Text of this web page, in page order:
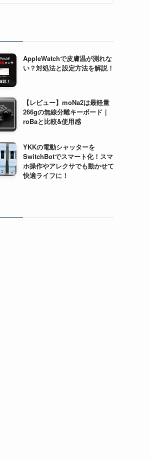
AppleWatchで皮膚温が測れな
い？対処法と設定方法を解説！
【レビュー】moNa2は最軽量
266gの無線分離キーボード｜
roBaと比較&使用感
YKKの電動シャッターを
SwitchBotでスマート化！スマ
ホ操作やアレクサでも動かせて
快適ライフに！